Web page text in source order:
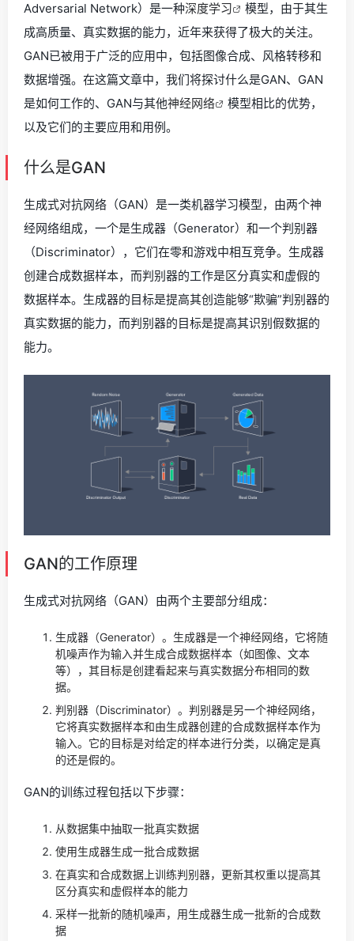
Adversarial Network）是一种深度学习
模型，由于其生
成高质量、真实数据的能力，近年来获得了极大的关注。
GAN已被用于广泛的应用中，包括图像合成、风格转移和
数据增强。在这篇文章中，我们将探讨什么是GAN、GAN
是如何工作的、GAN与其他神经网络
模型相比的优势，
以及它们的主要应用和用例。
什么是GAN
生成式对抗网络（GAN）是一类机器学习模型，由两个神
经网络组成，一个是生成器（Generator）和一个判别器
（Discriminator），它们在零和游戏中相互竞争。生成器
创建合成数据样本，而判别器的工作是区分真实和虚假的
数据样本。生成器的目标是提高其创造能够“欺骗”判别器的
真实数据的能力，而判别器的目标是提高其识别假数据的
能力。
GAN的工作原理
生成式对抗网络（GAN）由两个主要部分组成：
生成器（Generator）。生成器是一个神经网络，它将随
机噪声作为输入并生成合成数据样本（如图像、文本
等），其目标是创建看起来与真实数据分布相同的数
据。
判别器（Discriminator）。判别器是另一个神经网络，
它将真实数据样本和由生成器创建的合成数据样本作为
输入。它的目标是对给定的样本进行分类，以确定是真
的还是假的。
GAN的训练过程包括以下步骤：
从数据集中抽取一批真实数据
使用生成器生成一批合成数据
在真实和合成数据上训练判别器，更新其权重以提高其
区分真实和虚假样本的能力
采样一批新的随机噪声，用生成器生成一批新的合成数
据